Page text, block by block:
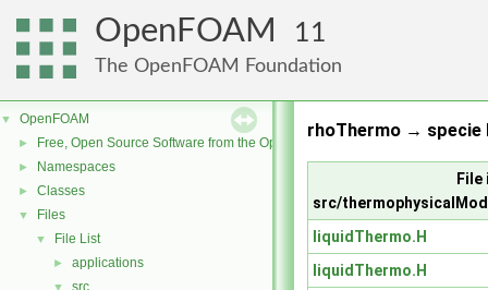
OpenFOAM 11
The OpenFOAM Foundation
▼ OpenFOAM
► Free, Open Source Software from the OpenFOAM Foundation
► Namespaces
► Classes
▼ Files
▼ File List
► applications
src
rhoThermo → specie
File
src/
liquidThermo.H
liquidThermo.H